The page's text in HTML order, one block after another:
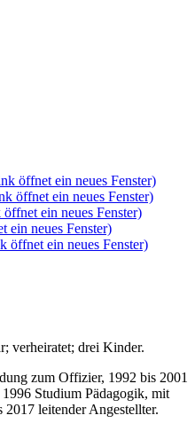
öffnet ein neues Fenster)
öffnet ein neues Fenster)
ein neues Fenster)
neues Fenster)
öffnet ein neues Fenster)
verheiratet; drei Kinder.
zum Offizier, 1992 bis 2001
Studium Pädagogik, mit
leitender Angestellter.